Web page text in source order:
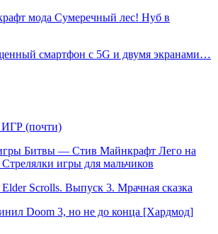
мода Сумеречный лес! Нуб в
смартфон с 5G и двумя экранами…
(почти)
Битвы — Стив Майнкрафт Лего на
игры для мальчиков
Scrolls. Выпуск 3. Мрачная сказка
Doom 3, но не до конца [Хардмод]